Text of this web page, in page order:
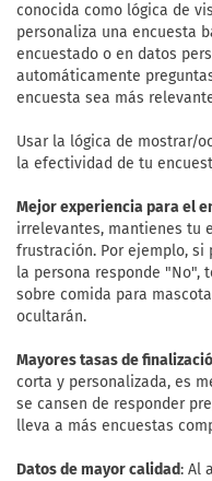
conocida como lógica de
personaliza una encuesta
encuestado o en datos
automáticamente
encuesta sea más
Usar la lógica de mostrar/
la efectividad de tu
Mejor experiencia para el
irrelevantes, mantienes tu
frustración. Por ejemplo, si
la persona responde "No",
sobre comida para
ocultarán.
Mayores tasas de
corta y personalizada, es
se cansen de responder
lleva a más encuestas
Datos de mayor calidad: Al